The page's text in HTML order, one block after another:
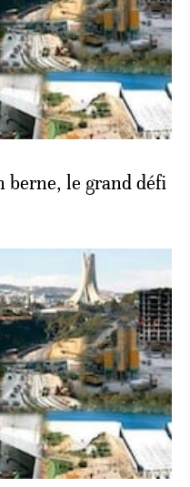
berne, le grand défi